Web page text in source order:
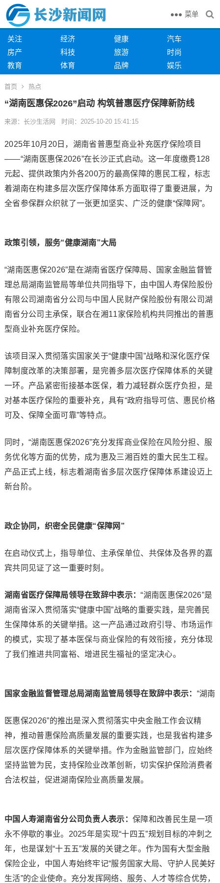
菜单
关注 经济 健康
汽车
房产
科技 旅游
时尚
教育
体育 品牌 娱乐
首页 热点
“湖南医惠保2026”启动 构筑普惠医疗保障新防线
来源：长沙生活网 时间：2025-10-20 15:41:15
2025年10月20日，湖南省普惠型商业补充医疗保险项目
——“湖南医惠保2026”在长沙正式启动。这一年度缴费128
元起、提供政策内外各200万的最高保障的惠民工程，标志
着湖南在构建多层次医疗保障体系方面取得了重要进展，为
全省参保群众织就了一张更加坚实、广泛的健康“保障网”。
政策引领，服务“健康湖南”大局
“湖南医惠保2026”是在湖南省医疗保障局、国家金融监督管
理总局湖南监管局等单位共同指导下，由中国人寿保险股份
有限公司湖南省分公司与中国人民财产保险股份有限公司湖
南省分公司主承保，联合在湘11家保险机构共同推出的普惠
型商业补充医疗保险。
该项目深入贯彻落实国家关于“健康中国”战略和深化医疗保
障制度改革的决策部署，是完善多层次医疗保障体系的关键
一环。产品紧密衔接基本医保，着力减轻群众医疗负担，是
对基本医疗保险的重要补充，具有“政府指导可信、惠民价格
可及、保障全面可靠”等特点。
同时，“湖南医惠保2026”充分发挥商业保险在风险分担、服
务优化等方面的优势，成为惠及三湘百姓的重大民生工程。
产品正式上线，标志着湖南省多层次医疗保障体系建设迈上
新台阶。
政企协同，织密全民健康“保障网 ”
在启动仪式上，指导单位、主承保单位、共保体及各界的嘉
宾共同见证了这一重要时刻。
湖南省医疗保障局领导在致辞中表示：“湖南医惠保2026”是
湖南省深入贯彻落实“健康中国”战略的重要实践，是完善民
生保障体系的关键举措。这一产品通过政府引导、市场运作
的模式，实现了基本医保与商业保险的有效衔接，充分体现
了我们推进共同富裕、增进民生福祉的坚定决心。
国家金融监督管理总局湖南监管局领导在致辞中表示： “湖南
医惠保2026”的推出是深入贯彻落实中央金融工作会议精
神，推动普惠保险高质量发展的重要实践，也是我省构建多
层次医疗保障体系的关键举措。作为金融监管部门，应始终
坚持监管为民，支持保险业改革创新，切实保护保险消费者
合法权益，促进湖南保险业高质量发展。
中国人寿湖南省分公司负责人表示 ：保障和改善民生是一项
永不停歇的事业。2025年是实现“十四五”规划目标的冲刺之
年，也是谋划“十五五”发展的关键之年。作为国有大型金融
保险企业，中国人寿始终牢记“服务国家大局、守护人民美好
生活”的企业使命。充分发挥网络、服务、人才等综合优势，